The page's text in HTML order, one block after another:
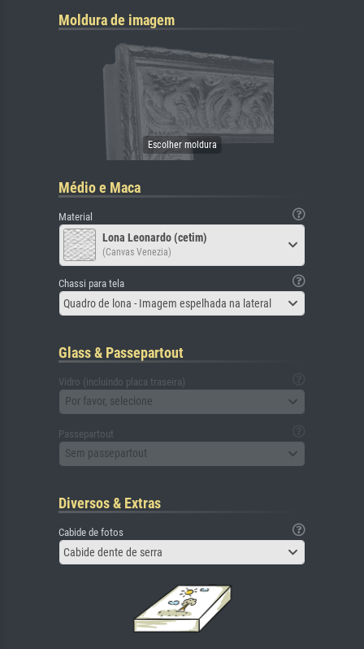
Moldura de imagem
Médio e Maca
Material
Lona Leonardo (cetim)
(Canvas Venezia)
Chassi para tela
Quadro de lona - Imagem espelhada na lateral
Glass & Passepartout
Vidro (incluindo placa traseira)
Por favor, selecione
Passepartout
Sem passepartout
Diversos & Extras
Cabide de fotos
Cabide dente de serra